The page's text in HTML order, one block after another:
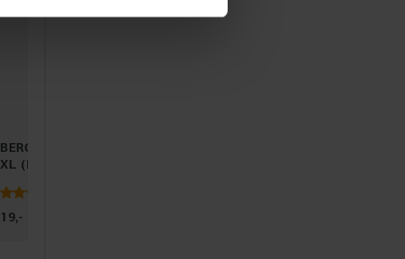
BERG VEILIGHEIDSVLAG
XL (INCL. STEUN)
19,-